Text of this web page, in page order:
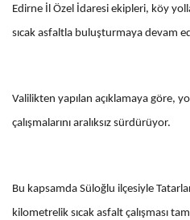
Edirne İl Özel İdaresi ekipleri, köy
sıcak asfaltla buluşturmaya devam
Valilikten yapılan açıklamaya göre,
çalışmalarını aralıksız sürdürüyor.
Bu kapsamda Süloğlu ilçesiyle
kilometrelik sıcak asfalt çalışması